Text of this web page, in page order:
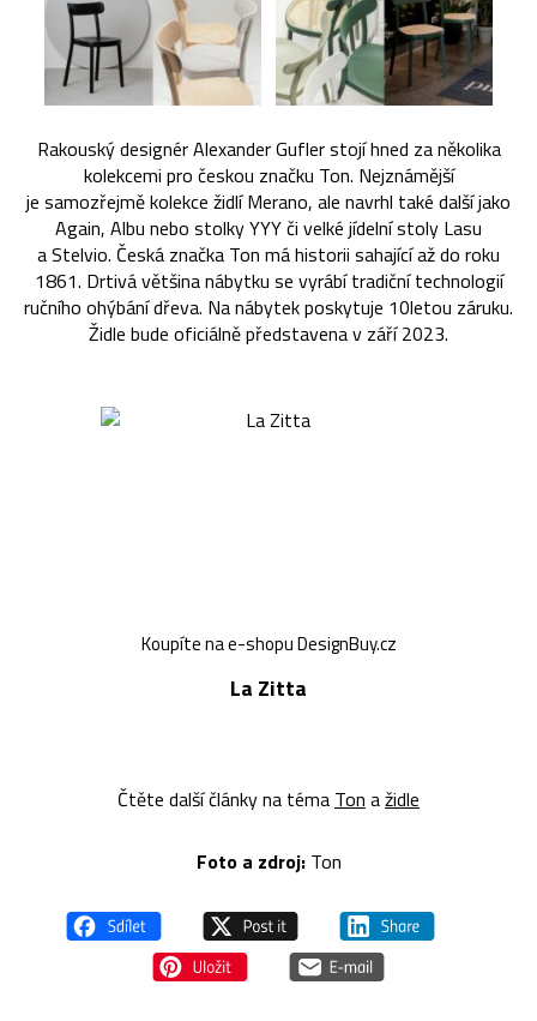
Rakouský designér Alexander Gufler stojí hned za několika
kolekcemi pro českou značku Ton. Nejznámější
je samozřejmě kolekce židlí Merano, ale navrhl také další jako
Again, Albu nebo stolky YYY či velké jídelní stoly Lasu
a Stelvio. Česká značka Ton má historii sahající až do roku
1861. Drtivá většina nábytku se vyrábí tradiční technologií
ručního ohýbání dřeva. Na nábytek poskytuje 10letou záruku.
Židle bude oficiálně představena v září 2023.
Koupíte na e-shopu DesignBuy.cz
La Zitta
Čtěte další články na téma Ton ažidle
Foto a zdroj:Ton